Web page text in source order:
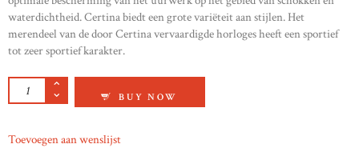
waterdichtheid. Certina biedt een grote variëteit aan stijlen. Het
merendeel van de door Certina vervaardigde horloges heeft een sportief
tot zeer sportief karakter.
CERTINA DS-6 LADY QUANTITY
BUY NOW
Toevoegen aan wenslijst